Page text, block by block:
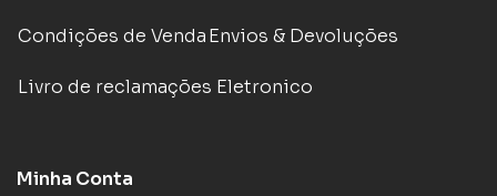
Condições de VendaEnvios & Devoluções
Livro de reclamações Eletronico
Minha Conta